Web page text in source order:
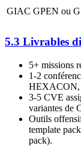
GIAC GPEN ou
5.3 Livrables
5+ missions
1-2
HEXACON,
3-5 CVE
variantes de
Outils
template
pack).